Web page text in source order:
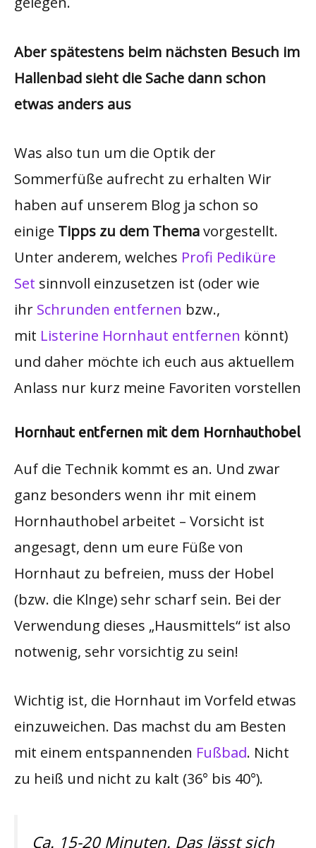
Aber spätestens beim nächsten Besuch im
Hallenbad sieht die Sache dann schon
etwas anders aus
Was also tun um die Optik der
Sommerfüße aufrecht zu erhalten Wir
haben auf unserem Blog ja schon so
einige Tipps zu dem Themavorgestellt.
Unter anderem, welches Profi Pediküre
Set sinnvoll einzusetzen ist (oder wie
ihr Schrunden entfernen bzw.,
mit Listerine Hornhaut entfernen könnt)
und daher möchte ich euch aus aktuellem
Anlass nur kurz meine Favoriten vorstellen
Hornhaut entfernen mit dem Hornhauthobel
Auf die Technik kommt es an. Und zwar
ganz besonders wenn ihr mit einem
Hornhauthobel arbeitet – Vorsicht ist
angesagt, denn um eure Füße von
Hornhaut zu befreien, muss der Hobel
(bzw. die Klnge) sehr scharf sein. Bei der
Verwendung dieses „Hausmittels“ ist also
notwenig, sehr vorsichtig zu sein!
Wichtig ist, die Hornhaut im Vorfeld etwas
einzuweichen. Das machst du am Besten
mit einem entspannenden Fußbad. Nicht
zu heiß und nicht zu kalt (36° bis 40°).
Ca. 15-20 Minuten. Das lässt sich